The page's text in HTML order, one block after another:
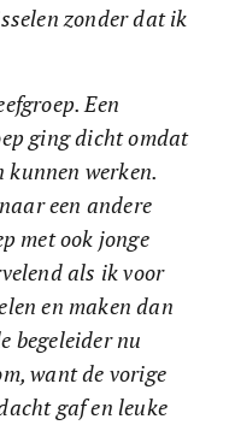
zonder dat ik
Een
ging dicht omdat
kunnen werken.
een andere
met ook jonge
als ik voor
en maken dan
begeleider nu
want de vorige
gaf en leuke